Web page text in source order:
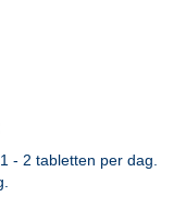
- 2 tabletten per dag.